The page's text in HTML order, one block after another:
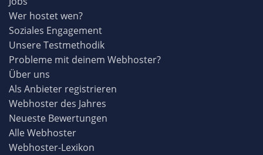
Wer hostet wen?
Soziales Engagement
Unsere Testmethodik
Probleme mit deinem Webhoster?
Über uns
Als Anbieter registrieren
Webhoster des Jahres
Neueste Bewertungen
Alle Webhoster
Webhoster-Lexikon